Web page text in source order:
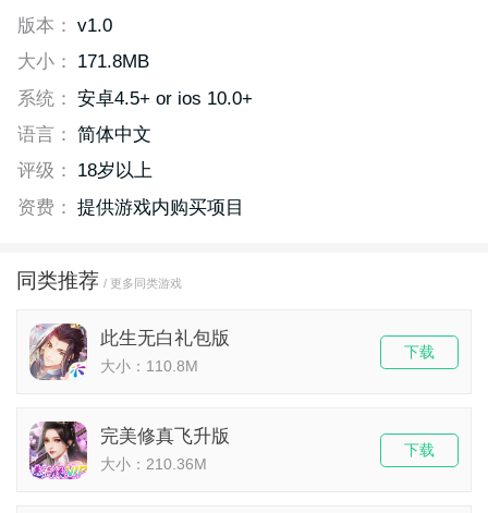
版本： v1.0
大小：
171.8MB
系统： 安卓4.5+ or ios 10.0+
语言： 简体中文
评级：
18岁以上
资费： 提供游戏内购买项目
同类推荐 / 更多同类游戏
此生无白礼包版
大小：110.8M
下载
完美修真飞升版
大小：210.36M
下载